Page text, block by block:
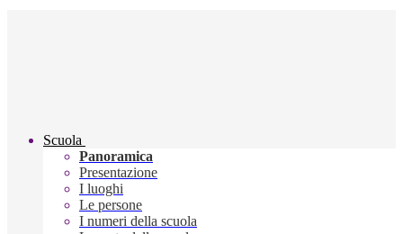
Scuola
Panoramica
Presentazione
I luoghi
Le persone
I numeri della scuola